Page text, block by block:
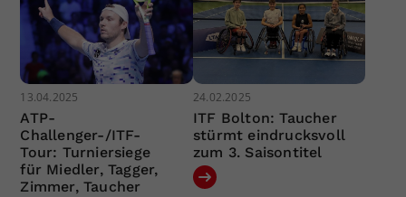
13.04.2025
ATP-
Challenger-/ITF-
Tour: Turniersiege
für Miedler, Tagger,
Zimmer, Taucher
24.02.2025
ITF Bolton: Taucher
stürmt eindrucksvoll
zum 3. Saisontitel